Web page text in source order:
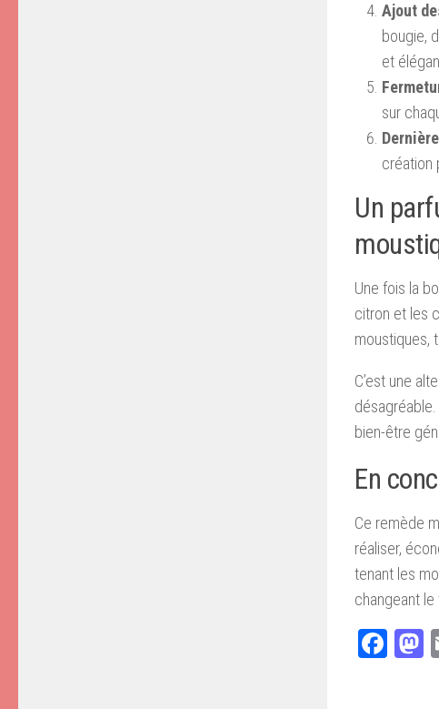
Ajout
bougie,
et
sur
création
Un
Une fois la
citron et les
moustiques,
C’est une
bien-être
En
Ce remède
réaliser,
tenant les
changeant